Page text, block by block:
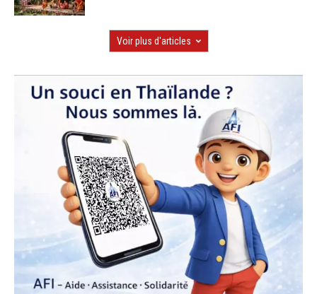
Voir plus d'articles